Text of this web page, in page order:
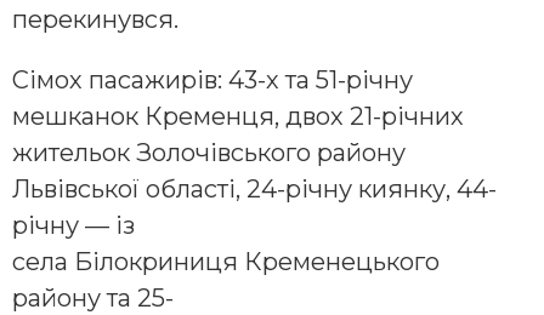
перекинувся.
Сімох пасажирів: 43-х та 51-річну
мешканок Кременця, двох 21-річних
жительок Золочівського району
Львівської області, 24-річну киянку, 44-
річну — із
села Білокриниця Кременецького
району та 25-